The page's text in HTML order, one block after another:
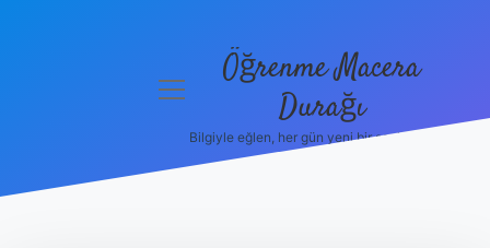
menüyü Öğrenme Macera
Durağı
Bilgiyle eğlen, her gün yeni bir şeyler öğren!